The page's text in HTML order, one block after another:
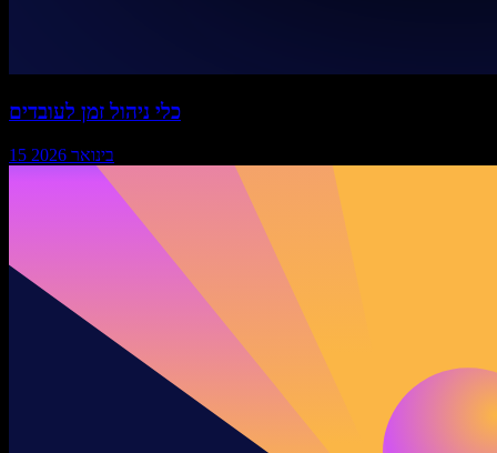
כלי ניהול זמן לעובדים
15 בינואר 2026